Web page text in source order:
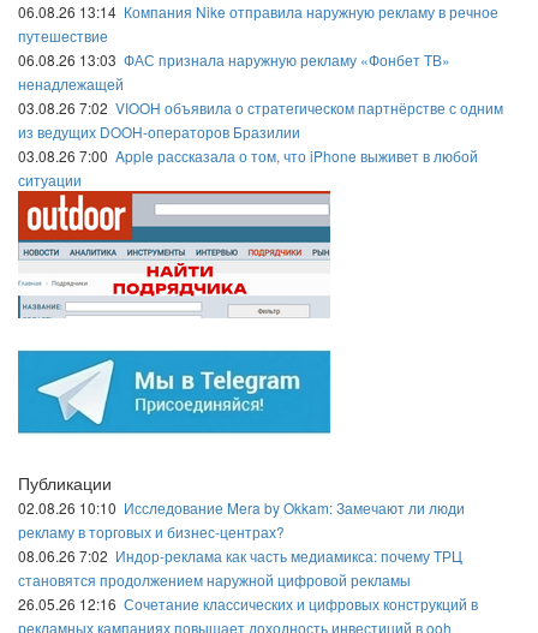
06.08.26 13:14 Компания Nike отправила наружную рекламу в речное
путешествие
06.08.26 13:03 ФАС признала наружную рекламу «Фонбет ТВ»
ненадлежащей
03.08.26 7:02 VIOOH объявила о стратегическом партнёрстве с одним
из ведущих DOOH-операторов Бразилии
03.08.26 7:00 Apple рассказала о том, что iPhone выживет в любой
ситуации
Публикации
02.08.26 10:10 Исследование Mera by Okkam: Замечают ли люди
рекламу в торговых и бизнес-центрах?
08.06.26 7:02 Индор-реклама как часть медиамикса: почему ТРЦ
становятся продолжением наружной цифровой рекламы
26.05.26 12:16 Сочетание классических и цифровых конструкций в
рекламных кампаниях повышает доходность инвестиций в ooh